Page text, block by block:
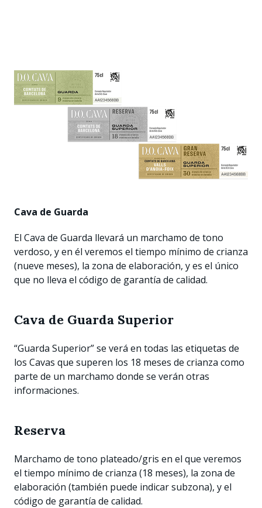
Cava de Guarda
El Cava de Guarda llevará un marchamo de tono
verdoso, y en él veremos el tiempo mínimo de crianza
(nueve meses), la zona de elaboración, y es el único
que no lleva el código de garantía de calidad.
Cava de Guarda Superior
“Guarda Superior” se verá en todas las etiquetas de
los Cavas que superen los 18 meses de crianza como
parte de un marchamo donde se verán otras
informaciones.
Reserva
Marchamo de tono plateado/gris en el que veremos
el tiempo mínimo de crianza (18 meses), la zona de
elaboración (también puede indicar subzona), y el
código de garantía de calidad.